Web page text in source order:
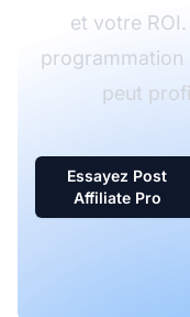
et votre
programmation
peut
Essayez Post
Affiliate Pro